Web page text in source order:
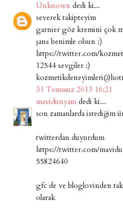
Unknown dedi ki...
severek takipteyim
garnier göz kremini çok
şans benimle olsun :)
https://twitter.com/
12544 sevgiler :)
31 Temmuz 2013 16:21
mavidunyamdedi ki...
son zamanlarda istediğim
twitterdan duyurdum
https://twitter.com/
55824640
gfc de ve bloglovinden
olarak